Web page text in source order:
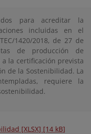
para acreditar la
incluidas en el
1420/2018, de 27 de
de producción de
la certificación prevista
de la Sostenibilidad. La
requiere la
[XLSX] [14 kB]